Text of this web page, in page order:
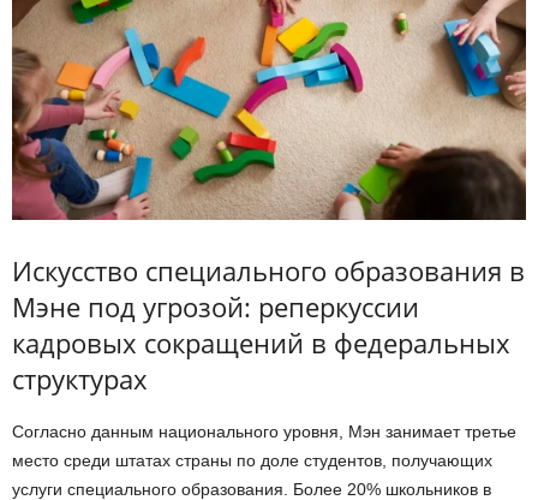
Искусство специального образования в
Мэне под угрозой: реперкуссии
кадровых сокращений в федеральных
структурах
Согласно данным национального уровня, Мэн занимает третье
место среди штатах страны по доле студентов, получающих
услуги специального образования. Более 20% школьников в